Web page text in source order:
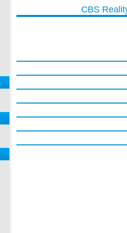
CBS